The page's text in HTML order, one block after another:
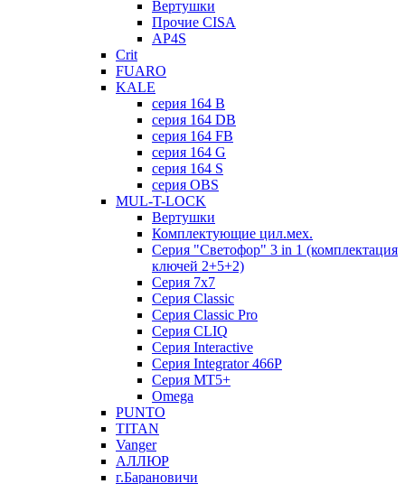
Вертушки
Прочие CISA
AP4S
Crit
FUARO
KALE
серия 164 B
серия 164 DB
серия 164 FB
серия 164 G
серия 164 S
серия OBS
MUL-T-LOCK
Вертушки
Комплектующие цил.мех.
Серия "Светофор" 3 in 1 (комплектация
ключей 2+5+2)
Серия 7х7
Серия Classic
Серия Classic Pro
Серия CLIQ
Серия Interactive
Серия Integrator 466P
Серия MT5+
Omega
PUNTO
TITAN
Vanger
АЛЛЮР
г.Барановичи